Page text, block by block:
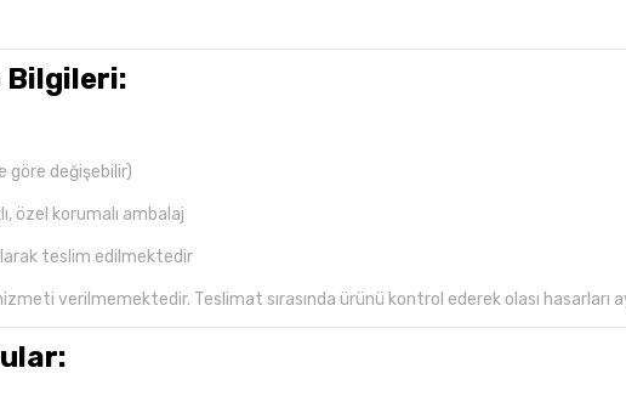
Bilgileri:
göre değişebilir)
özel korumalı ambalaj
teslim edilmektedir
verilmemektedir. Teslimat sırasında ürünü kontrol ederek olası hasarları